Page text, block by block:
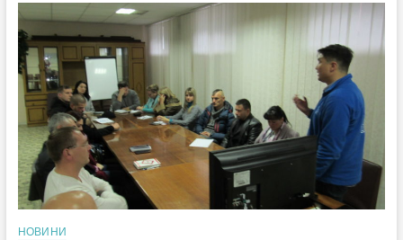
по
общественной
безопасности
и
социальному
объединению
г.
Лисичанска
(Видео)
НОВИНИ